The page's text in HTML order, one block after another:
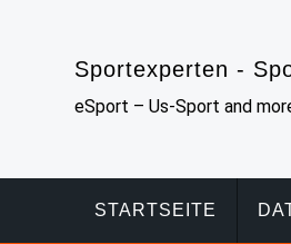
Sportexperten -
eSport – Us-Sport and
STARTSEITE